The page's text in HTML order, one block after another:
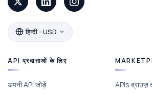
हिन्दी - USD
API प्रदाताओं के लिए
अपनी API जोड़ें
APIs ब्राउज़